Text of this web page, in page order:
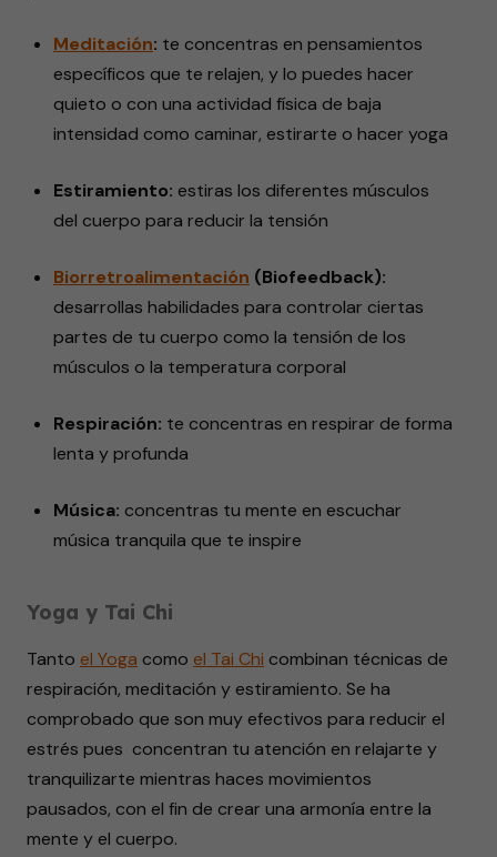
Meditación: te concentras en pensamientos
específicos que te relajen, y lo puedes hacer
quieto o con una actividad física de baja
intensidad como caminar, estirarte o hacer yoga
Estiramiento: estiras los diferentes músculos
del cuerpo para reducir la tensión
Biorretroalimentación (Biofeedback):
desarrollas habilidades para controlar ciertas
partes de tu cuerpo como la tensión de los
músculos o la temperatura corporal
Respiración: te concentras en respirar de forma
lenta y profunda
Música: concentras tu mente en escuchar
música tranquila que te inspire
Yoga y Tai Chi
Tanto el Yoga como el Tai Chi combinan técnicas de
respiración, meditación y estiramiento. Se ha
comprobado que son muy efectivos para reducir el
estrés pues concentran tu atención en relajarte y
tranquilizarte mientras haces movimientos
pausados, con el fin de crear una armonía entre la
mente y el cuerpo.